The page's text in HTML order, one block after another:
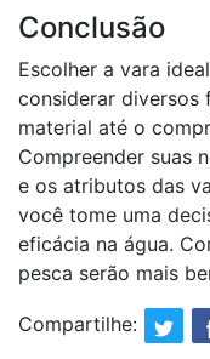
Conclusão
Escolher a vara
considerar diversos
material até o
Compreender suas
e os atributos das
você tome uma
eficácia na água.
pesca serão mais
Compartilhe: